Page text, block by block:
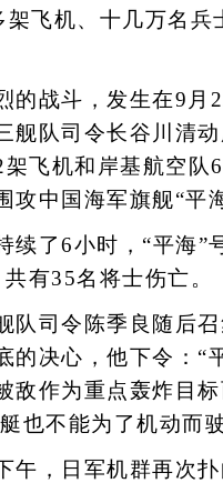
架飞机、十几万名兵
战斗，发生在9月
舰队司令长谷川清
架飞机和岸基航空队
攻中国海军旗舰“平
了6小时，“平海”
有35名将士伤亡。
司令陈季良随后召
的决心，他下令：“
敌作为重点轰炸目
也不能为了机动而
，日军机群再次扑